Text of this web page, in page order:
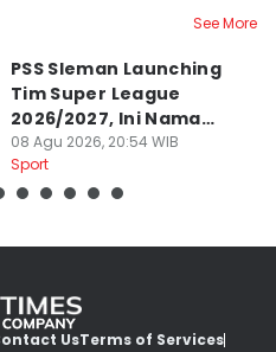
See More
PSS Sleman Launching
Tim Super League
2026/2027, Ini Nama
Para Pemain
08 Agu 2026, 20:54 WIB
Sport
UsTerms of Services